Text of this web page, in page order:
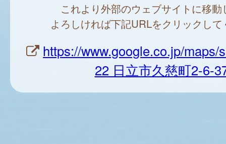
これより外部のウェブサイトに移動
よろしければ下記URLをクリックし
https://www.google.co.jp/maps/
22 日立市久慈町2-6-